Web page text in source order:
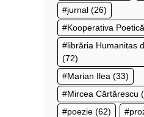
jurnal (26)
Kooperativa Poetică
librăria Humanitas
(72)
Marian Ilea (33)
Mircea Cărtărescu
poezie (62)